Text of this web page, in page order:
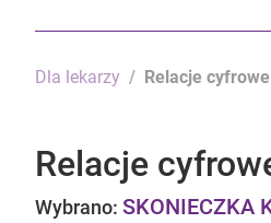
Dla lekarzy Relacje cyfrowe
Relacje
Wybrano: SKONIECZKA